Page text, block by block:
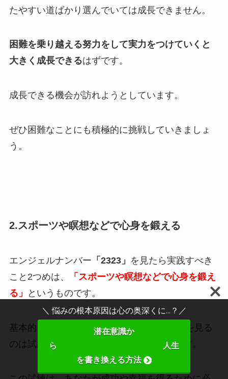
たやすい道ばかり選んでいては成長できません。
困難を乗り越える努力をして実力をつけていくと
大きく成長できるはずです。
成長できる機会が訪れようとしています。
ぜひ困難なことにも積極的に挑戦していきましょ
う。
2.スポーツや瞑想などで心身を鍛える
エンジェルナンバー 「2323」 を見たら実践すべき
こと2つめは、
「スポーツや瞑想などで心身を鍛え
る」
というものです。
基本的な意味でも紹介した通り、
を見る
のは試練を与えられる可能性が高い時期です。
＼ 悩みの根本原因は心の奥深くに...？／
潜在意識か
ら 人生
を書き換える方法